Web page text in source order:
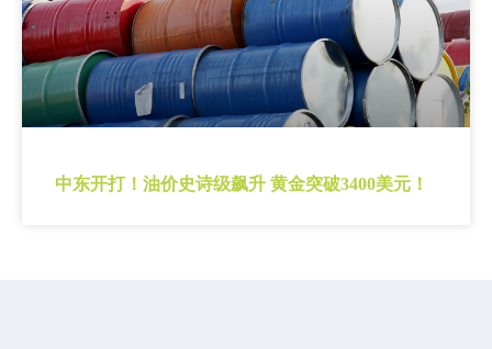
中东开打！油价史诗级飙升 黄金突破3400美元！